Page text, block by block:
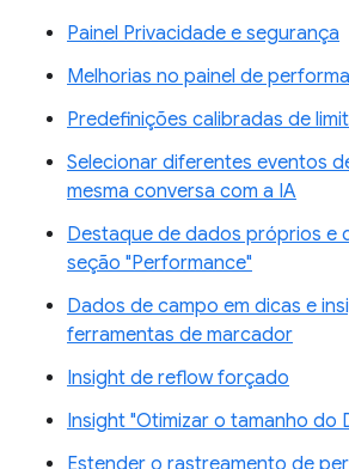
Painel Privacidade e segurança
Melhorias no painel de
Predefinições calibradas de
Selecionar diferentes eventos
mesma conversa com a IA
Destaque de dados próprios e
seção "Performance"
Dados de campo em dicas e
ferramentas de marcador
Insight de reflow forçado
Insight "Otimizar o tamanho do